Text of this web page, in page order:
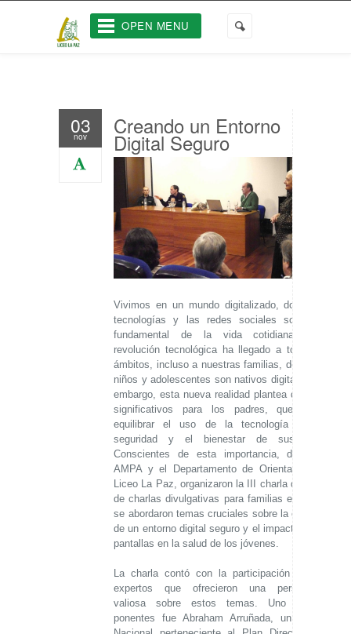
OPEN MENU
03
nov Creando un Entorno
Digital Seguro
Vivimos en un mundo digitalizado, donde las
tecnologías y las redes sociales son parte
fundamental de la vida cotidiana. Esta
revolución tecnológica ha llegado a todos los
ámbitos, incluso a nuestras familias, donde los
niños y adolescentes son nativos digitales. Sin
embargo, esta nueva realidad plantea desafíos
significativos para los padres, que deben
equilibrar el uso de la tecnología con la
seguridad y el bienestar de sus hijos.
Conscientes de esta importancia, desde el
AMPA y el Departamento de Orientación del
Liceo La Paz, organizaron la III charla del Ciclo
de charlas divulgativas para familias en la que
se abordaron temas cruciales sobre la creación
de un entorno digital seguro y el impacto de las
pantallas en la salud de los jóvenes.
La charla contó con la participación de dos
expertos que ofrecieron una perspectiva
valiosa sobre estos temas. Uno de los
ponentes fue Abraham Arruñada, un Policía